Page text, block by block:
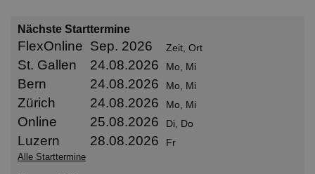
Nächste Starttermine
FlexOnline Sep. 2026 Zeit, Ort
St. Gallen 24.08.2026 Mo, Mi
Bern 24.08.2026 Mo, Mi
Zürich 24.08.2026 Mo, Mi
Online 25.08.2026 Di, Do
Luzern 28.08.2026 Fr
Alle Starttermine